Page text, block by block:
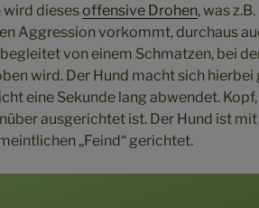
wird diesesoffensive Drohen, was
Aggression vorkommt, durchaus
von einem Schmatzen, bei
wird. Der Hund macht sich hierbei
eine Sekunde lang abwendet.
ausgerichtet ist. Der Hund ist
„Feind“ gerichtet.